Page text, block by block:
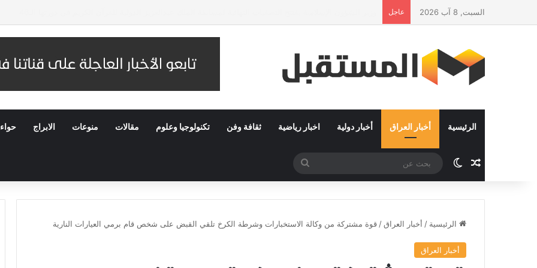
السبت, 8 آب 2026 عاجل
الرئيسية أخبار العراق أخبار دولية اخبار رياضية ثقافة وفن تكنولوجيا وعلوم مقالات منوعات الابراج حواء
مقال عشوائي
الوضع المظلم
بحث
عن
الرئيسية / أخبار العراق/ قوة مشتركة من وكالة الاستخبارات وشرطة الكرخ تلقي القبض على شخص قام برمي العيارات النارية
أخبار العراق